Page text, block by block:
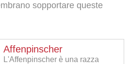
sopportare queste
Affenpinscher
L'Affenpinscher è una razza